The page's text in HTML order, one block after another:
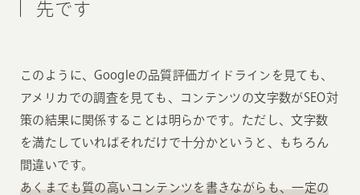
先です
このように、Googleの品質評価ガイドラインを見ても、
アメリカでの調査を見ても、コンテンツの文字数がSEO対
策の結果に関係することは明らかです。ただし、文字数
を満たしていればそれだけで十分かというと、もちろん
間違いです。
あくまでも質の高いコンテンツを書きながらも、一定の